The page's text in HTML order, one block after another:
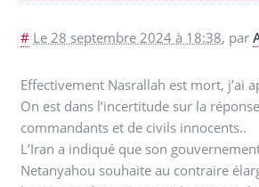
# Le 28 septembre 2024 à 18:38, par
Effectivement Nasrallah est mort, j’ai
On est dans l’incertitude sur la
commandants et de civils innocents..
L’Iran a indiqué que son
Netanyahou souhaite au contraire